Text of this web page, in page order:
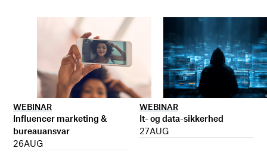
WEBINAR
Influencer marketing &
bureauansvar
26AUG
WEBINAR
It- og data-sikkerhed
27AUG